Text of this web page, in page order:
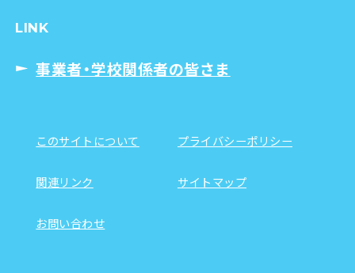
LINK
事業者・学校関係者の皆さま
このサイトについて プライバシーポリシー
関連リンク サイトマップ
お問い合わせ